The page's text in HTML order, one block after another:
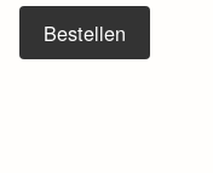
Bestellen